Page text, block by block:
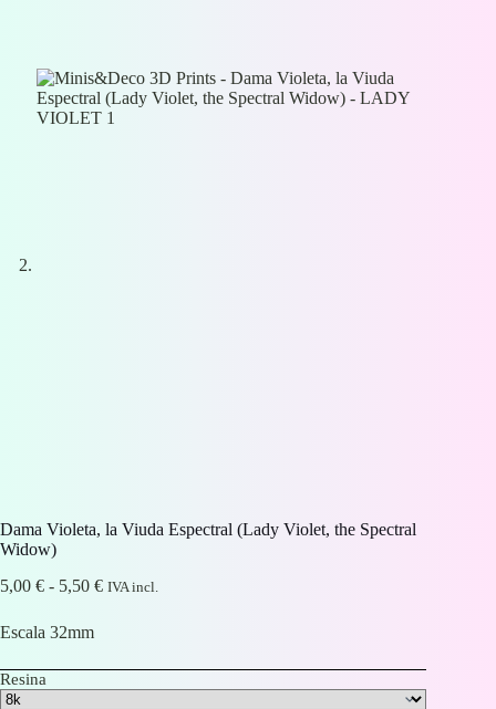
Dama Violeta, la Viuda Espectral (Lady Violet, the Spectral
Widow)
5,00 € - 5,50 €Rango
IVA incl.
Escala 32mm
Resina